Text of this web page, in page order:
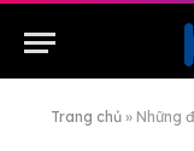
Trang chủ» Những